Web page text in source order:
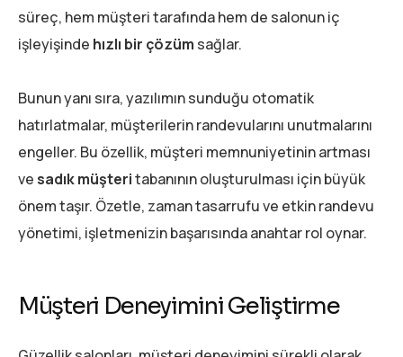
süreç, hem müşteri tarafında hem de salonun iç
işleyişinde hızlı bir çözüm sağlar.
Bunun yanı sıra, yazılımın sunduğu otomatik
hatırlatmalar, müşterilerin randevularını unutmalarını
engeller. Bu özellik, müşteri memnuniyetinin artması
vesadık müşteritabanının oluşturulması için büyük
önem taşır. Özetle, zaman tasarrufu ve etkin randevu
yönetimi, işletmenizin başarısında anahtar rol oynar.
Müşteri Deneyimini Geliştirme